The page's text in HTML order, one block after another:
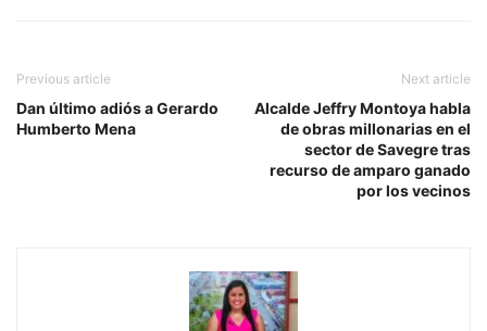
Previous article
Dan último adiós a Gerardo
Humberto Mena
Next article
Alcalde Jeffry Montoya habla
de obras millonarias en el
sector de Savegre tras
recurso de amparo ganado
por los vecinos